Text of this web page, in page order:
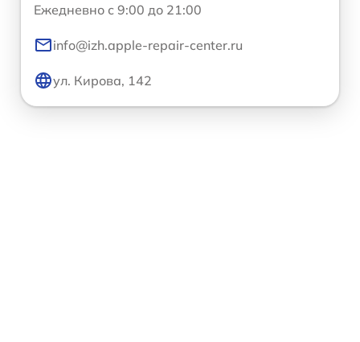
Ежедневно с 9:00 до 21:00
info@izh.apple-repair-center.ru
ул. Кирова, 142